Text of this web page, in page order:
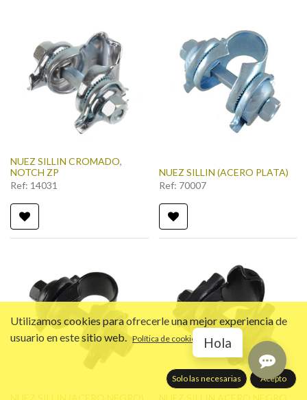
NUEZ SILLIN CROMADO,
NOTCH ZP
Ref: 14031
NUEZ SILLIN (ACERO PLATA)
Ref: 70007
NUEZ SILLIN (ACERO NEGRO) NUEZ SILLIN ACERO NEGRO
Utilizamos cookies para ofrecerle una mejor experiencia de
usuario en este sitio web. Política de cookies
Solo las necesarias Acepto
Hola